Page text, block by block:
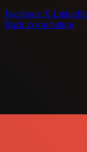
Facebook X LinkedIn
Back to top button